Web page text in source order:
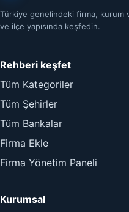
Türkiye genelindeki firma,
ve ilçe yapısında keşfedin.
Rehberi keşfet
Tüm Kategoriler
Tüm Şehirler
Tüm Bankalar
Firma Ekle
Firma Yönetim Paneli
Kurumsal